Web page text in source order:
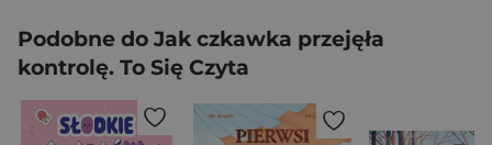
Podobne do Jak czkawka przejęła
kontrolę. To Się Czyta